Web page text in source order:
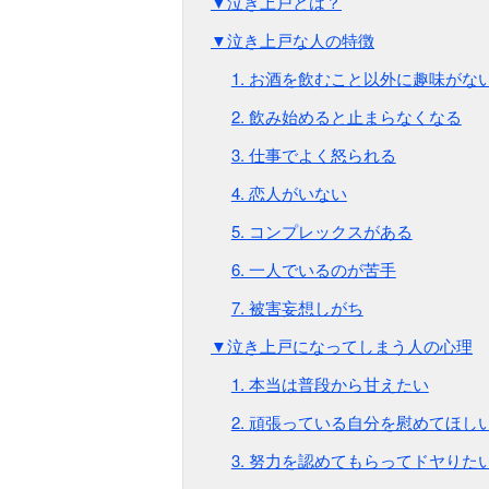
▼泣き上戸な人の特徴
1. お酒を飲むこと以外に趣味がな
2. 飲み始めると止まらなくなる
3. 仕事でよく怒られる
4. 恋人がいない
5. コンプレックスがある
6. 一人でいるのが苦手
7. 被害妄想しがち
▼泣き上戸になってしまう人の心理
1. 本当は普段から甘えたい
2. 頑張っている自分を慰めてほし
3. 努力を認めてもらってドヤりた